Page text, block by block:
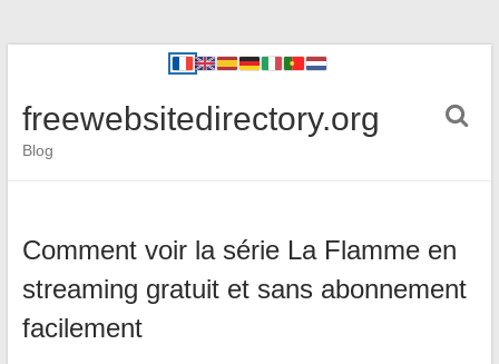
freewebsitedirectory.org
Blog
Comment voir la série La Flamme en
streaming gratuit et sans abonnement
facilement